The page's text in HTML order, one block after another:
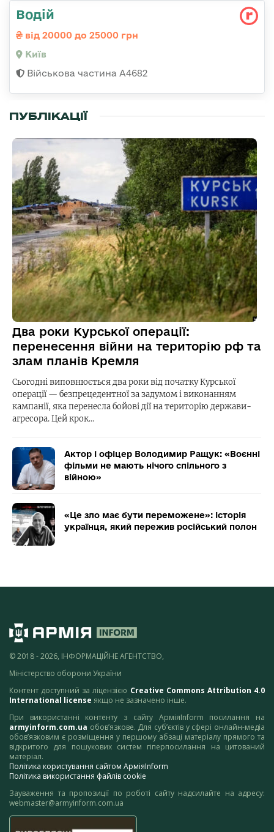
Водій
від 20000 до 25000 грн
Київ
Військова частина А4682
ПУБЛІКАЦІЇ
Два роки Курської операції:
перенесення війни на територію рф та
злам планів Кремля
Сьогодні виповнюється два роки від початку Курської
операції — безпрецедентної за задумом і виконанням
кампанії, яка перенесла бойові дії на територію держави-
агресора. Цей крок…
Актор і офіцер Володимир Ращук: «Воєнні
фільми не мають нічого спільного з
війною»
«Це зло має бути переможене»: історія
українця, який пережив російський полон
© 2018 - 2026, ІНФОРМАЦІЙНЕ АГЕНТСТВО,
Міністерство оборони України
Контент доступний за ліцензією Creative Commons Attribution 4.0
International license якщо не зазначено інше.
При використанні контенту з сайту АрміяInform посилання на
armyinform.com.ua обов’язкове. Для суб’єктів у сфері онлайн-медіа
обов’язковим є розміщення у першому абзаці матеріалу прямого та
відкритого для пошукових систем гіперпосилання на цитований
матеріал.
Політика користування сайтом АрміяInform
Політика використання файлів cookie
Зауваження та пропозиції по роботі сайту надсилайте на адресу:
webmaster@armyinform.com.ua